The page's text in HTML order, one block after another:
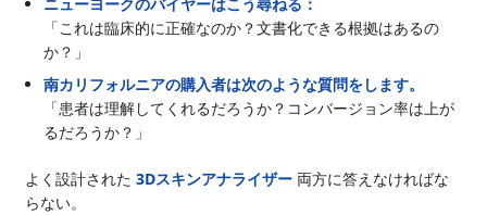
「これは臨床的に正確なのか？文書化できる根拠はあるの
か？」
南カリフォルニアの購入者は次のような質問をします。
「患者は理解してくれるだろうか？コンバージョン率は上が
るだろうか？」
よく設計された 3Dスキンアナライザー両方に答えなければな
らない。